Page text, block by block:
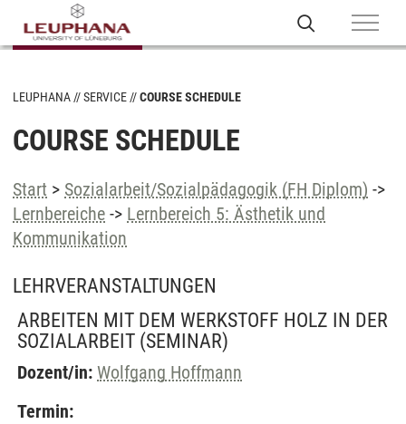
LEUPHANA SERVICE COURSE SCHEDULE
COURSE SCHEDULE
Start > Sozialarbeit/Sozialpädagogik (FH Diplom) ->
Lernbereiche -> Lernbereich 5: Ästhetik und
Kommunikation
LEHRVERANSTALTUNGEN
ARBEITEN MIT DEM WERKSTOFF HOLZ IN DER
SOZIALARBEIT (SEMINAR)
Dozent/in: Wolfgang Hoffmann
Termin: